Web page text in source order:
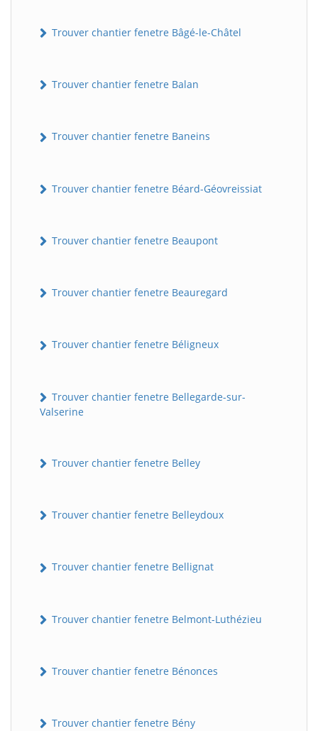
Trouver chantier fenetre Bâgé-le-Châtel
Trouver chantier fenetre Balan
Trouver chantier fenetre Baneins
Trouver chantier fenetre Béard-Géovreissiat
Trouver chantier fenetre Beaupont
Trouver chantier fenetre Beauregard
Trouver chantier fenetre Béligneux
Trouver chantier fenetre Bellegarde-sur-
Valserine
Trouver chantier fenetre Belley
Trouver chantier fenetre Belleydoux
Trouver chantier fenetre Bellignat
Trouver chantier fenetre Belmont-Luthézieu
Trouver chantier fenetre Bénonces
Trouver chantier fenetre Bény